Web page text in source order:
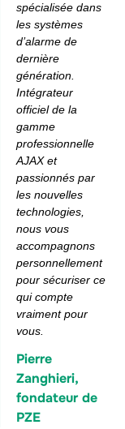
spécialisée dans
les systèmes
d’alarme de
dernière
génération.
Intégrateur
officiel de la
gamme
professionnelle
AJAX et
passionnés par
les nouvelles
technologies,
nous vous
accompagnons
personnellement
pour sécuriser ce
qui compte
vraiment pour
vous.
Pierre
Zanghieri,
fondateur de
PZE